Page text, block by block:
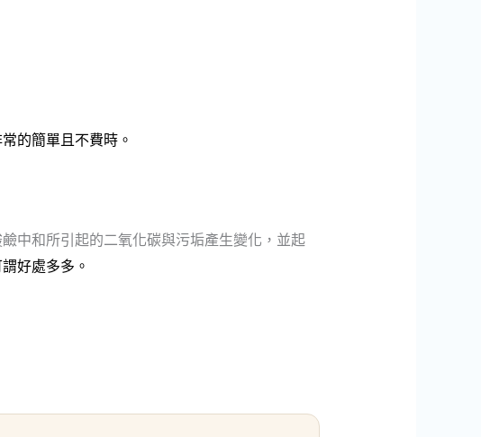
常的簡單且不費時。
中和所引起的二氧化碳與污垢產生變化，並起
謂好處多多。